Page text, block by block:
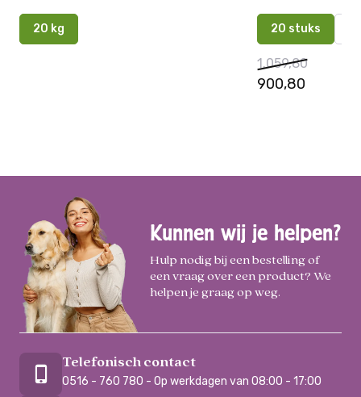
20 kg 20 stuks
1.059,80
900,80
Kunnen wij je helpen?
Hulp nodig bij een bestelling of
een vraag over een product? We
helpen je graag op weg.
Telefonisch contact
0516 - 760 780 - Op werkdagen van 08:00 - 17:00